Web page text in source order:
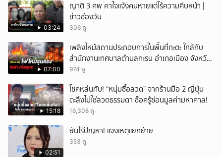
03:24
ญาติ 3 ศพ คาใจแจ้งคนหายแต่ไร้ความคืบหน้า |
ข่าวช่องวัน
306 ดู
07:00
เพลิงไหม้สถานประกอบการในพื้นที่กะตะ ใกล้กับ
สำนักงานเทศบาลตำบลกะรน อำเภอเมือง จังหวัด
ภูเก็ต
974 ดู
15:18
โชคหล่นทับ! “หนุ่มซื้อลวด” จากร้านมือ 2 ญี่ปุ่น
ตะลึงไม่ใช่ลวดธรรมดา ช็อครู้ซ่อนมูลค่ามหาศาล!
16,308 ดู
02:51
ยันไร้ปัญหา! แจงเหตุแยกย้าย
353 ดู